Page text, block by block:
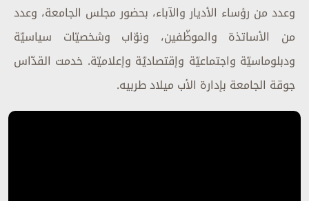
وعدد من رؤساء الأديار والآباء، بحضور مجلس الجامعة، وعدد
من الأساتذة والموظّفين، ونوّاب وشخصيّات سياسيّة
ودبلوماسيّة واجتماعيّة وإقتصاديّة وإعلاميّة. خدمت القدّاس
جوقة الجامعة بإدارة الأب ميلاد طربيه.